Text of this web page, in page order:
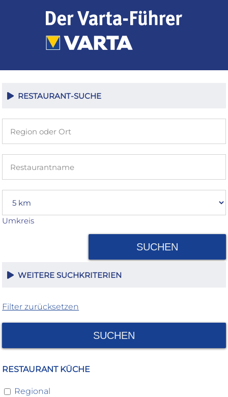
RESTAURANT-SUCHE
Umkreis
SUCHEN
WEITERE SUCHKRITERIEN
Filter zurücksetzen
SUCHEN
RESTAURANT KÜCHE
Regional